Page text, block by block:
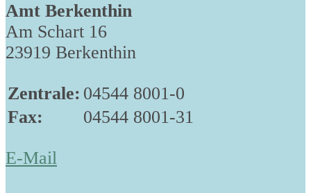
Amt Berkenthin
Am Schart 16
23919 Berkenthin
Zentrale: 04544 8001-0
Fax:
04544 8001-31
E-Mail